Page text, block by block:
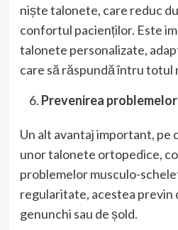
niște talonete, care reduc
confortul pacienților. Este
talonete personalizate,
care să răspundă întru totul
Prevenirea
Un alt avantaj important, pe
unor talonete ortopedice,
problemelor musculo-
regularitate, acestea previn
genunchi sau de șold.